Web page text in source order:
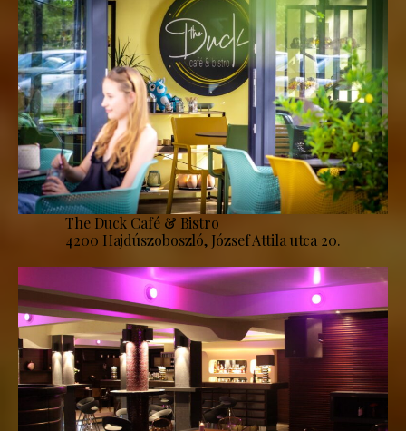
The Duck Café & Bistro
4200 Hajdúszoboszló, József Attila utca 20.